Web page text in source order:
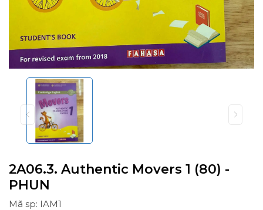
2A06.3. Authentic Movers 1 (80) -
PHUN
Mã sp: IAM1